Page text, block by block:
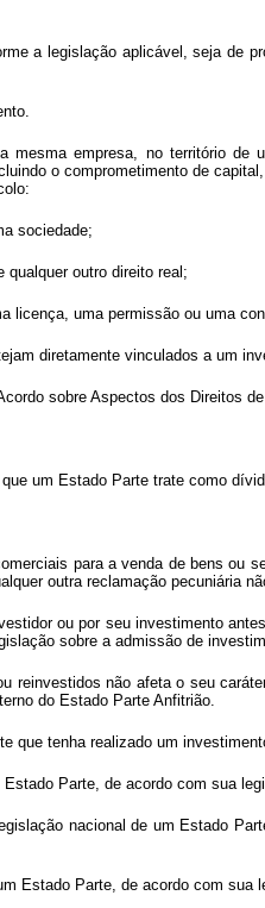
a legislação aplicável, seja de
mesma empresa, no território
o comprometimento de
sociedade;
outro direito real;
uma permissão ou uma
diretamente vinculados a um
sobre Aspectos dos Direitos
um Estado Parte trate como
para a venda de bens
outra reclamação pecuniária
ou por seu investimento
sobre a admissão de
não afeta o seu
do Estado Parte Anfitrião.
tenha realizado um
Parte, de acordo com sua
nacional de um Estado
Estado Parte, de acordo com sua